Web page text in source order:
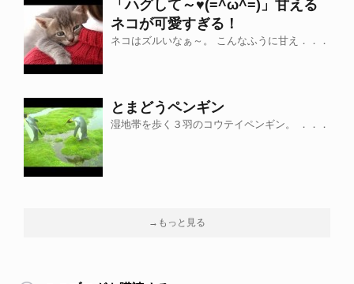
「ハグして～♥(=^ω^=)」甘える
ネコが可愛すぎる！
ネコはズルいなぁ～。 こんなふうに甘え．．．
とまどうペンギン
湿地帯を歩く３羽のコウテイペンギン。 ．．．
→もっと見る